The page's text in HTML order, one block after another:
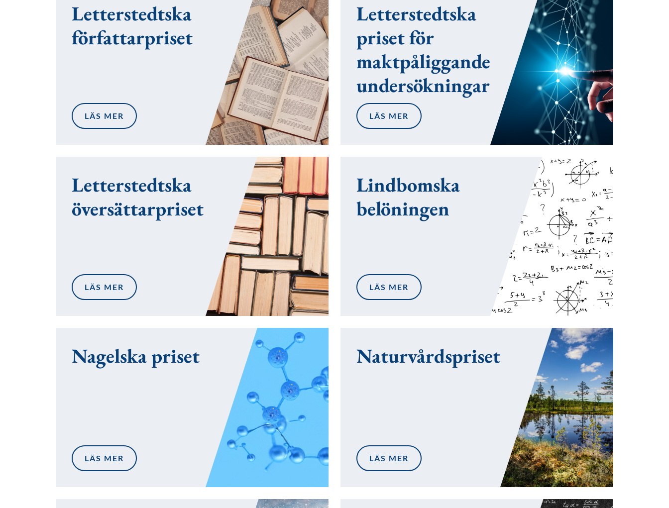
Letterstedtska
författarpriset
LÄS MER
Letterstedtska
priset för
maktpåliggande
undersökningar
LÄS MER
Letterstedtska
översättarpriset
LÄS MER
Lindbomska
belöningen
LÄS MER
Nagelska priset
LÄS MER
Naturvårdspriset
LÄS MER